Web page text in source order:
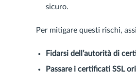
sicuro.
Per mitigare questi rischi,
Fidarsi dell’autorità di
Passare i certificati SSL